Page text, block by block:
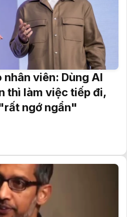
nhân viên: Dùng AI
thì làm việc tiếp đi,
ngớ ngẩn"